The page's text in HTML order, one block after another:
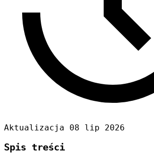
Aktualizacja 08 lip 2026
Spis treści